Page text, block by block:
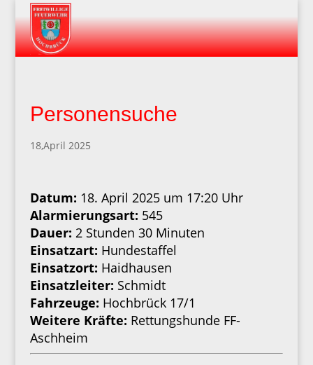
Personensuche
18,April 2025
Datum: 18. April 2025 um 17:20 Uhr
Alarmierungsart: 545
Dauer: 2 Stunden 30 Minuten
Einsatzart: Hundestaffel
Einsatzort: Haidhausen
Einsatzleiter: Schmidt
Fahrzeuge: Hochbrück 17/1
Weitere Kräfte: Rettungshunde FF-
Aschheim